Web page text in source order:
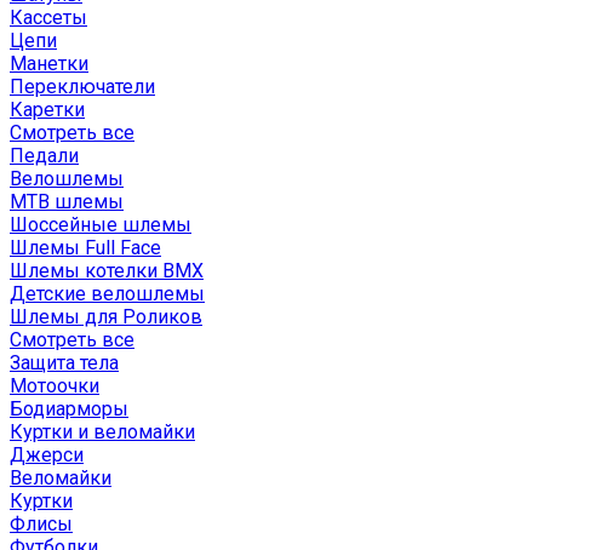
Кассеты
Цепи
Манетки
Переключатели
Каретки
Смотреть все
Педали
Велошлемы
MTB шлемы
Шоссейные шлемы
Шлемы Full Face
Шлемы котелки BMX
Детские велошлемы
Шлемы для Роликов
Смотреть все
Защита тела
Мотоочки
Бодиарморы
Куртки и веломайки
Джерси
Веломайки
Куртки
Флисы